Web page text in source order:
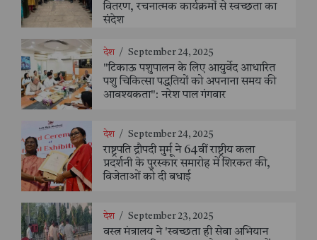
वितरण, रचनात्मक कार्यक्रमों से स्वच्छता का
संदेश
देश / September 24, 2025
"टिकाऊ पशुपालन के लिए आयुर्वेद आधारित
पशु चिकित्सा पद्धतियों को अपनाना समय की
आवश्यकता": नरेश पाल गंगवार
देश / September 24, 2025
राष्ट्रपति द्रौपदी मुर्मू ने 64वीं राष्ट्रीय कला
प्रदर्शनी के पुरस्कार समारोह में शिरकत की,
विजेताओं को दी बधाई
देश / September 23, 2025
वस्त्र मंत्रालय ने 'स्वच्छता ही सेवा अभियान